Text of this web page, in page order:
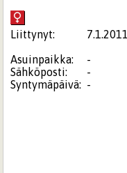
Liittynyt:
7.1.2011
Asuinpaikka:
-
Sähköposti:
-
Syntymäpäivä: -